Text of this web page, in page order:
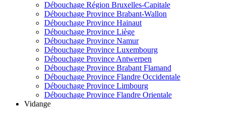
Débouchage Région Bruxelles-Capitale
Débouchage Province Brabant-Wallon
Débouchage Province Hainaut
Débouchage Province Liège
Débouchage Province Namur
Débouchage Province Luxembourg
Débouchage Province Antwerpen
Débouchage Province Brabant Flamand
Débouchage Province Flandre Occidentale
Débouchage Province Limbourg
Débouchage Province Flandre Orientale
Vidange